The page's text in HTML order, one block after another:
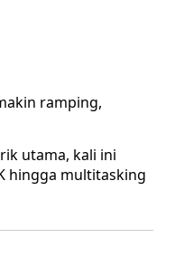
ramping,
utama, kali ini
hingga multitasking